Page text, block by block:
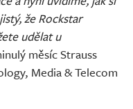
že Rockstar
udělat u
měsíc Strauss
Media & Telecom